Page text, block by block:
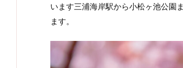
います三浦海岸駅から小松ヶ池公園
ます。